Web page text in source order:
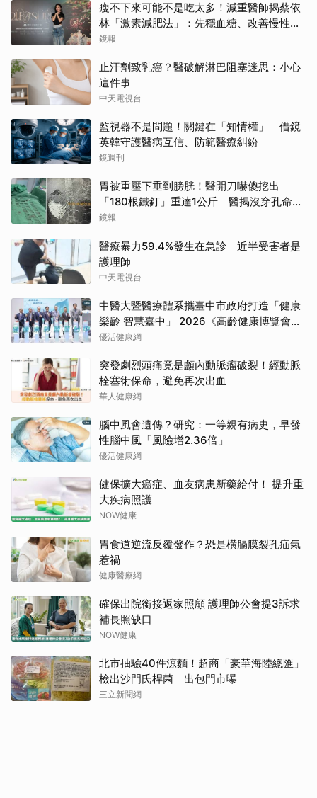
瘦不下來可能不是吃太多！減重醫師揭蔡依
林「激素減肥法」：先穩血糖、改善慢性發
炎
鏡報
止汗劑致乳癌？醫破解淋巴阻塞迷思：小心
這件事
中天電視台
監視器不是問題！關鍵在「知情權」 借鏡
英韓守護醫病互信、防範醫療糾紛
鏡週刊
胃被重壓下垂到膀胱！醫開刀嚇傻挖出
「180根鐵釘」重達1公斤 醫揭沒穿孔命大
全靠它
鏡報
醫療暴力59.4%發生在急診 近半受害者是
護理師
中天電視台
中醫大暨醫療體系攜臺中市政府打造「健康
樂齡 智慧臺中」 2026《高齡健康博覽會》
四大醫療主題展區 首創一站式疾病全人照
優活健康網
突發劇烈頭痛竟是顱內動脈瘤破裂！經動脈
栓塞術保命，避免再次出血
華人健康網
腦中風會遺傳？研究：一等親有病史，早發
性腦中風「風險增2.36倍」
優活健康網
健保擴大癌症、血友病患新藥給付！ 提升重
大疾病照護
NOW健康
胃食道逆流反覆發作？恐是橫膈膜裂孔疝氣
惹禍
健康醫療網
確保出院銜接返家照顧 護理師公會提3訴求
補長照缺口
NOW健康
北市抽驗40件涼麵！超商「豪華海陸總匯」
檢出沙門氏桿菌 出包門市曝
三立新聞網